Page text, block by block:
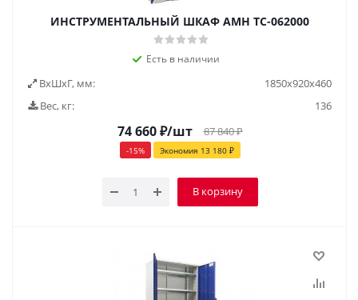
ИНСТРУМЕНТАЛЬНЫЙ ШКАФ AMH TC-062000
Есть в наличии
ВxШxГ, мм:
1850x920x460
Вес, кг:
136
74 660₽/шт 87 840₽
-15% Экономия 13 180₽
В корзину